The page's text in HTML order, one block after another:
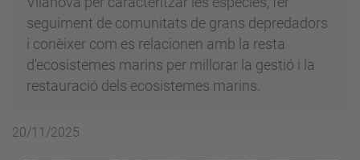
seguiment de comunitats de grans depredadors
i conèixer com es relacionen amb la resta
d'ecosistemes marins per millorar la gestió i la
restauració dels ecosistemes marins.
20/11/2025